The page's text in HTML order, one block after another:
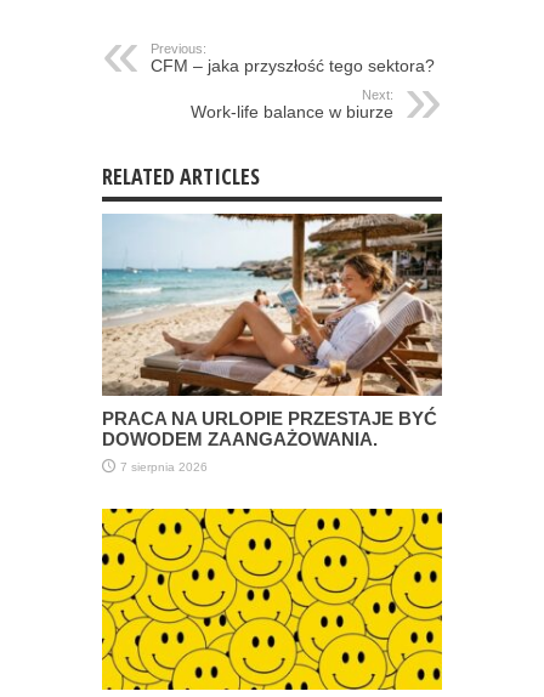
Previous:
CFM – jaka przyszłość tego sektora?
Next:
Work-life balance w biurze
RELATED ARTICLES
PRACA NA URLOPIE PRZESTAJE BYĆ
DOWODEM ZAANGAŻOWANIA.
7 sierpnia 2026